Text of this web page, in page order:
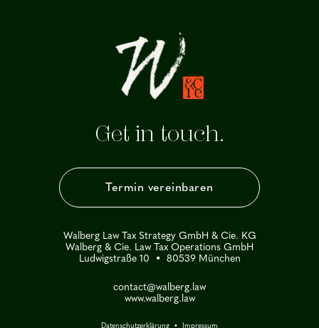
Get in touch.
Termin vereinbaren
Walberg Law Tax Strategy GmbH & Cie. KG
Walberg & Cie. Law Tax Operations GmbH
Ludwigstraße 10 • 80539 München
contact@walberg.law
www.walberg.law
Datenschutzerklärung • Impressum